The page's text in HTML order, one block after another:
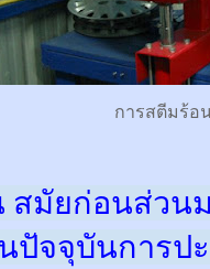
การสตีมร้อ
สมัยก่อนส่วน
ปัจจุบันการป